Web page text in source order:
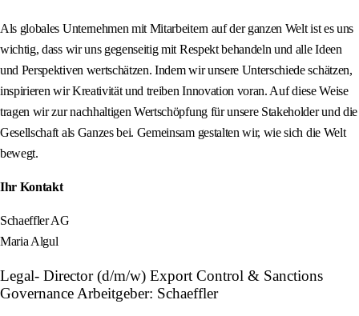
Als globales Unternehmen mit Mitarbeitern auf der ganzen Welt ist es uns
wichtig, dass wir uns gegenseitig mit Respekt behandeln und alle Ideen
und Perspektiven wertschätzen. Indem wir unsere Unterschiede schätzen,
inspirieren wir Kreativität und treiben Innovation voran. Auf diese Weise
tragen wir zur nachhaltigen Wertschöpfung für unsere Stakeholder und die
Gesellschaft als Ganzes bei. Gemeinsam gestalten wir, wie sich die Welt
bewegt.
Ihr Kontakt
Schaeffler AG
Maria Algul
Legal- Director (d/m/w) Export Control & Sanctions
Governance Arbeitgeber: Schaeffler